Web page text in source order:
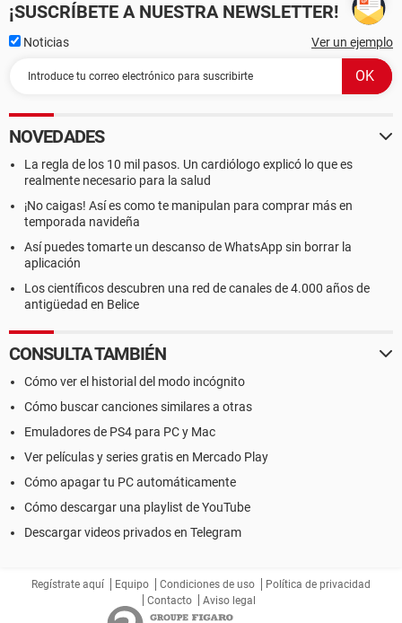
¡SUSCRÍBETE A NUESTRA NEWSLETTER!
Noticias Ver un ejemplo
NOVEDADES
La regla de los 10 mil pasos. Un cardiólogo explicó lo que es
realmente necesario para la salud
¡No caigas! Así es como te manipulan para comprar más en
temporada navideña
Así puedes tomarte un descanso de WhatsApp sin borrar la
aplicación
Los científicos descubren una red de canales de 4.000 años de
antigüedad en Belice
CONSULTA TAMBIÉN
Cómo ver el historial del modo incógnito
Cómo buscar canciones similares a otras
Emuladores de PS4 para PC y Mac
Ver películas y series gratis en Mercado Play
Cómo apagar tu PC automáticamente
Cómo descargar una playlist de YouTube
Descargar videos privados en Telegram
Regístrate aquí Equipo Condiciones de uso
Política de privacidad
Contacto
Aviso legal